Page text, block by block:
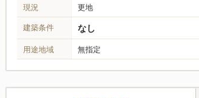
現況 更地
建築条件 なし
用途地域 無指定